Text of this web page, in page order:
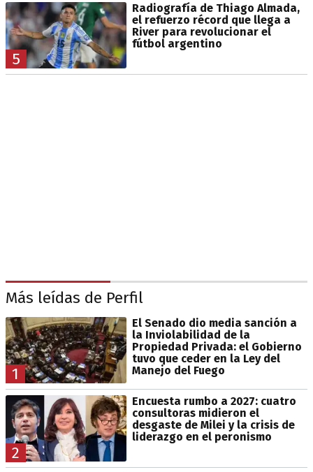
5
Radiografía de Thiago Almada,
el refuerzo récord que llega a
River para revolucionar el
fútbol argentino
Más leídas de Perfil
1
El Senado dio media sanción a
la Inviolabilidad de la
Propiedad Privada: el Gobierno
tuvo que ceder en la Ley del
Manejo del Fuego
2
Encuesta rumbo a 2027: cuatro
consultoras midieron el
desgaste de Milei y la crisis de
liderazgo en el peronismo